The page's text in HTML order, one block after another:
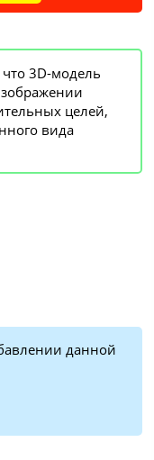
3D-модель
целей,
вида
данной